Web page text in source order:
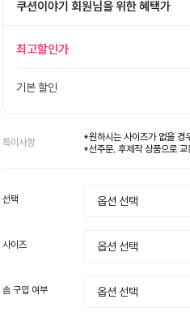
쿠션이야기 회원님을 위한 혜택가
최고할인가
기본 할인
특이사항
*원하시는 사이즈가 없을
*선주문, 후제작 상품으로
선택
사이즈
솜 구입 여부